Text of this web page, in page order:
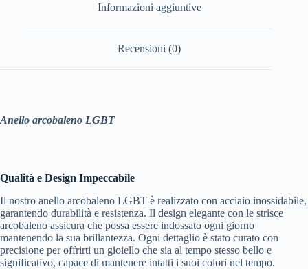
Informazioni aggiuntive
Recensioni (0)
Anello arcobaleno LGBT
Qualità e Design Impeccabile
Il nostro anello arcobaleno LGBT è realizzato con acciaio inossidabile,
garantendo durabilità e resistenza. Il design elegante con le strisce
arcobaleno assicura che possa essere indossato ogni giorno
mantenendo la sua brillantezza. Ogni dettaglio è stato curato con
precisione per offrirti un gioiello che sia al tempo stesso bello e
significativo, capace di mantenere intatti i suoi colori nel tempo.